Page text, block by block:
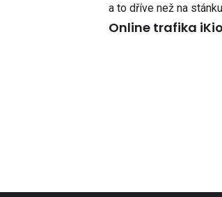
a to dříve než na
Online trafika